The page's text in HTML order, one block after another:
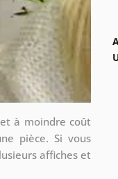
à moindre coût
pièce. Si vous
affiches et